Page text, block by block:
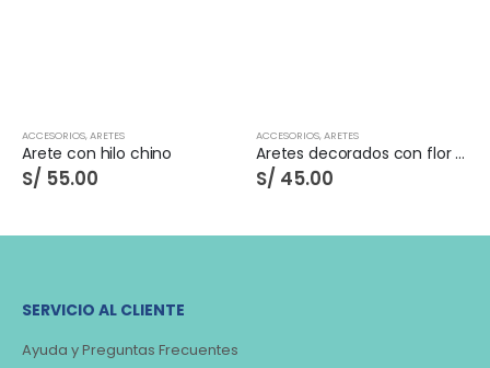
ACCESORIOS,ARETES
Arete con hilo chino
S/ 55.00
ACCESORIOS,ARETES
Aretes decorados con flor e hilos de seda
S/ 45.00
SERVICIO AL CLIENTE
Ayuda y Preguntas Frecuentes